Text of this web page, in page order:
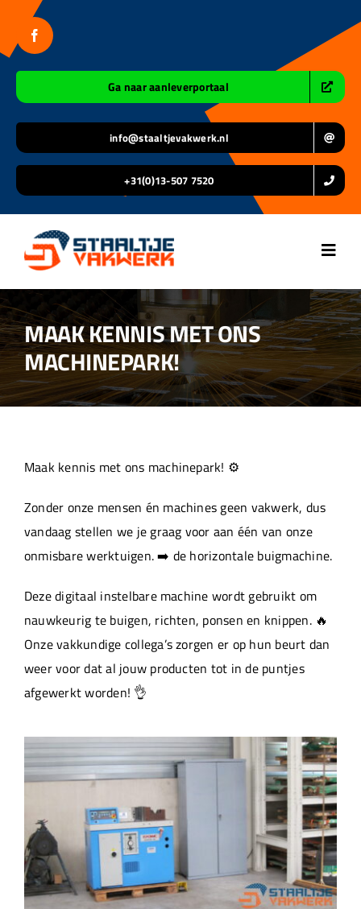
inhoud
Ga naar aanleverportaal
info@staaltjevakwerk.nl
+31(0)13-507 7520
Home
Over ons
Machinepark
Werken bij
MAAK KENNIS MET ONS
MACHINEPARK!
Maak kennis met ons machinepark! ⚙️
Zonder onze mensen én machines geen vakwerk, dus
vandaag stellen we je graag voor aan één van onze
onmisbare werktuigen. ➡️ de horizontale buigmachine.
Deze digitaal instelbare machine wordt gebruikt om
nauwkeurig te buigen, richten, ponsen en knippen. 🔥
Onze vakkundige collega’s zorgen er op hun beurt dan
weer voor dat al jouw producten tot in de puntjes
afgewerkt worden! 👌